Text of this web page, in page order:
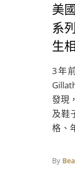
美
系
生
3年
發現
及鞋
格、
部分
By